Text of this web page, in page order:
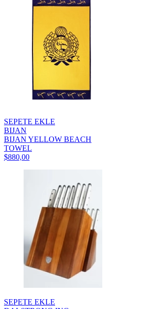
SEPETE EKLE
BIJAN
BIJAN YELLOW BEACH
TOWEL
$880,00
SEPETE EKLE